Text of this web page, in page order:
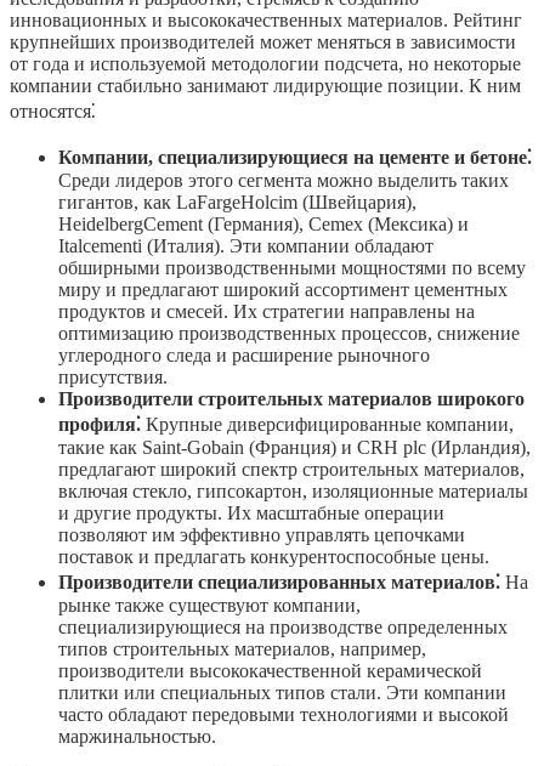
инновационных и высококачественных материалов. Рейтинг
крупнейших производителей может меняться в зависимости
от года и используемой методологии подсчета, но некоторые
компании стабильно занимают лидирующие позиции. К ним
относятся⁚
Компании, специализирующиеся на цементе и бетоне⁚
Среди лидеров этого сегмента можно выделить таких
гигантов, как LaFargeHolcim (Швейцария),
HeidelbergCement (Германия), Cemex (Мексика) и
Italcementi (Италия). Эти компании обладают
обширными производственными мощностями по всему
миру и предлагают широкий ассортимент цементных
продуктов и смесей. Их стратегии направлены на
оптимизацию производственных процессов, снижение
углеродного следа и расширение рыночного
присутствия.
Производители строительных материалов широкого
профиля⁚ Крупные диверсифицированные компании,
такие как Saint-Gobain (Франция) и CRH plc (Ирландия),
предлагают широкий спектр строительных материалов,
включая стекло, гипсокартон, изоляционные материалы
и другие продукты. Их масштабные операции
позволяют им эффективно управлять цепочками
поставок и предлагать конкурентоспособные цены.
Производители специализированных материалов⁚ На
рынке также существуют компании,
специализирующиеся на производстве определенных
типов строительных материалов, например,
производители высококачественной керамической
плитки или специальных типов стали. Эти компании
часто обладают передовыми технологиями и высокой
маржинальностью.